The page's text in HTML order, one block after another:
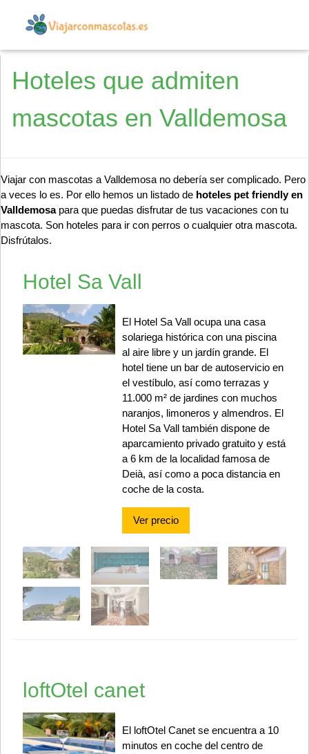
Hoteles que admiten
mascotas en Valldemosa
Viajar con mascotas a Valldemosa no debería ser complicado. Pero
a veces lo es. Por ello hemos un listado de hoteles pet friendly en
Valldemosapara que puedas disfrutar de tus vacaciones con tu
mascota. Son hoteles para ir con perros o cualquier otra mascota.
Disfrútalos.
Hotel Sa Vall
El Hotel Sa Vall ocupa una casa
solariega histórica con una piscina
al aire libre y un jardín grande. El
hotel tiene un bar de autoservicio en
el vestíbulo, así como terrazas y
11.000 m² de jardines con muchos
naranjos, limoneros y almendros. El
Hotel Sa Vall también dispone de
aparcamiento privado gratuito y está
a 6 km de la localidad famosa de
Deià, así como a poca distancia en
coche de la costa.
Ver precio
loftOtel canet
El loftOtel Canet se encuentra a 10
minutos en coche del centro de